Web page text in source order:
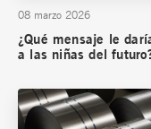
08 marzo 2026
¿Qué mensaje le
a las niñas del